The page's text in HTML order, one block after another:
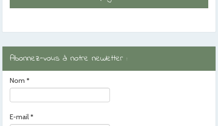
Abonnez-vous à notre newletter :
Nom *
E-mail *